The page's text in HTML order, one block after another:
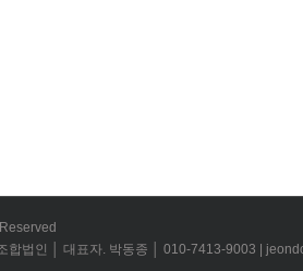
합법인 │ 대표자. 박동종 │ 010-7413-9003 |